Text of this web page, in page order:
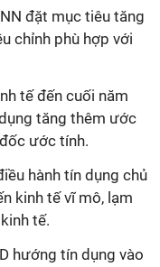
đặt mục tiêu tăng
chỉnh phù hợp với
tế đến cuối năm
tăng thêm ước
ước tính.
hành tín dụng chủ
kinh tế vĩ mô, lạm
tế.
hướng tín dụng vào